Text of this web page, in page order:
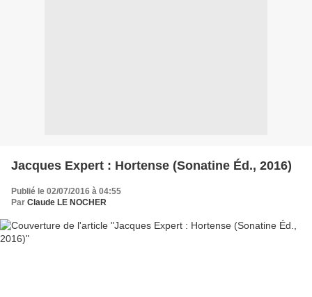
Jacques Expert : Hortense (Sonatine Éd., 2016)
Publié le 02/07/2016 à 04:55
Par Claude LE NOCHER